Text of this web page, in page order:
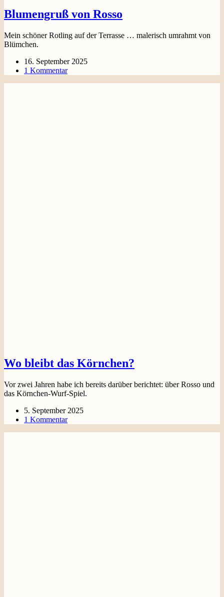
Blumengruß von Rosso
Mein schöner Rotling auf der Terrasse … malerisch umrahmt von
Blümchen.
16. September 2025
1 Kommentar
Wo bleibt das Körnchen?
Vor zwei Jahren habe ich bereits darüber berichtet: über Rosso und
das Körnchen-Wurf-Spiel.
5. September 2025
1 Kommentar